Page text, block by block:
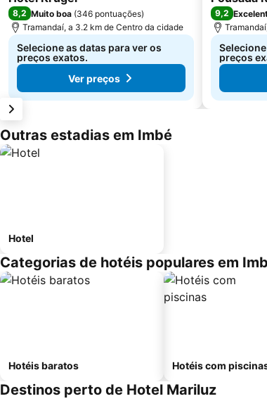
8,2 Muito boa (346 pontuações)
Tramandaí, a 3.2 km de Centro da cidade
Selecione as datas para ver os
preços exatos.
Ver preços
9,2
preços
Outras estadias em Imbé
Hotel
Categorias de hotéis populares em
Hotéis baratos Hotéis com
Destinos perto de Hotel Mariluz